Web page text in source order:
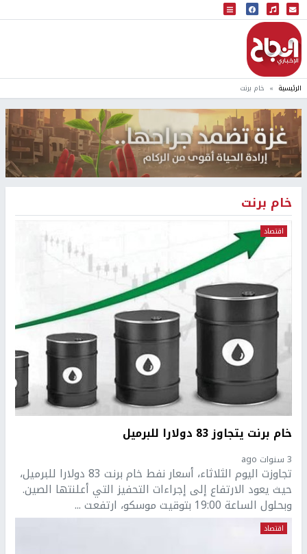
البث المباشر
إذاعة النجاح
الرئيسية خام برنت
خام برنت
اقتصاد
خام برنت يتجاوز 83 دولارا للبرميل
3 سنوات ago
تجاوزت اليوم الثلاثاء، أسعار نفط خام برنت 83 دولارا للبرميل،
حيث يعود الارتفاع إلى إجراءات التحفيز التي أعلنتها الصين.
وبحلول الساعة 19:00 بتوقيت موسكو، ارتفعت ...
اقتصاد